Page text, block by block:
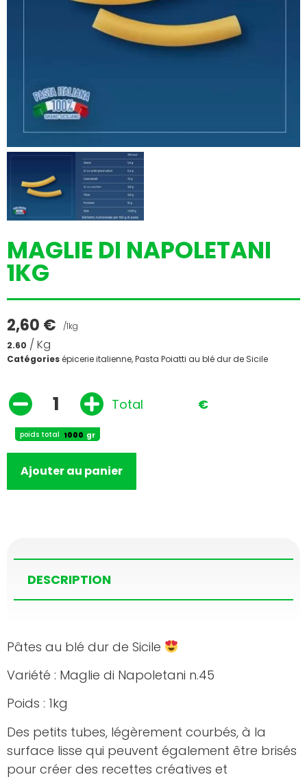
MAGLIE DI NAPOLETANI
1KG
2,60 €
/1kg
2.60 / Kg
Catégoriesépicerie italienne,Pasta Poiatti au blé dur de Sicile
poids total gr
Total €
Ajouter au panier
DESCRIPTION
Pâtes au blé dur de Sicile
Variété : Maglie di Napoletani n.45
Poids : 1kg
Des petits tubes, légèrement courbés, à la
surface lisse qui peuvent également être brisés
pour créer des recettes créatives et